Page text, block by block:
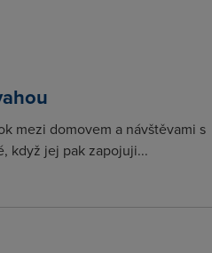
mezi domovem a návštěvami s
když jej pak zapojuji...